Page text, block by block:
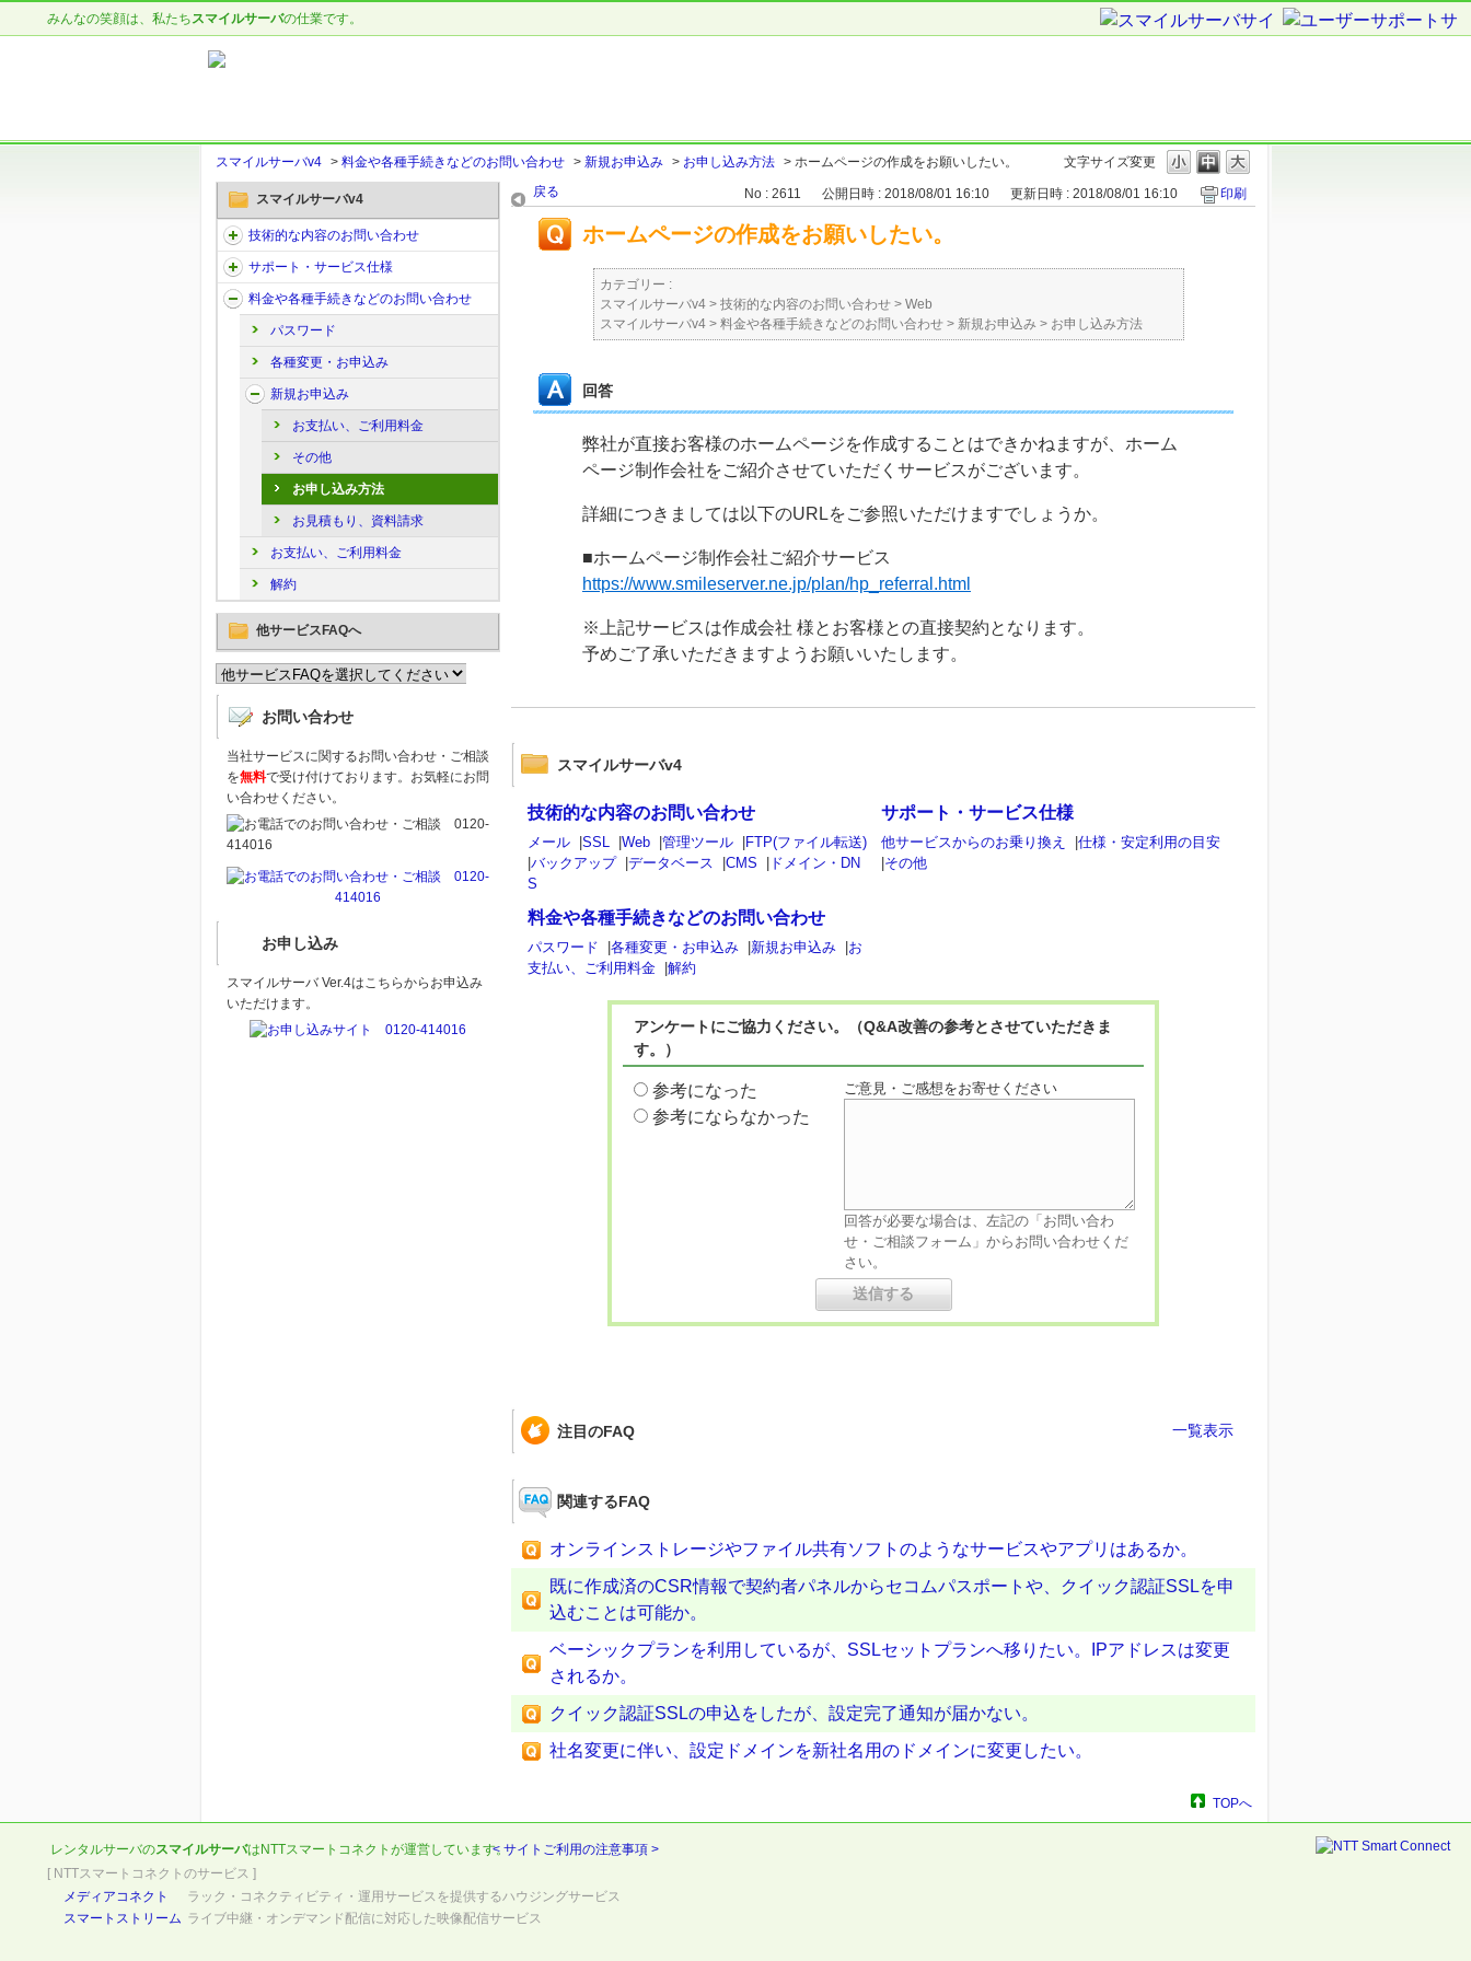
みんなの笑顔は、私たちスマイルサーバの仕業です。
文字サイズ変更
スマイルサーバv4 > 料金や各種手続きなどのお問い合わせ > 新規お申込み > お申し込み方法 > ホームページの作成をお願いしたい。
スマイルサーバv4
技術的な内容のお問い合わせ
サポート・サービス仕様
料金や各種手続きなどのお問い合わせ
パスワード
各種変更・お申込み
新規お申込み
お支払い、ご利用料金
その他
お申し込み方法
お見積もり、資料請求
お支払い、ご利用料金
解約
他サービスFAQへ
お問い合わせ
当社サービスに関するお問い合わせ・ご相談
を無料で受け付けております。お気軽にお問
い合わせください。
お申し込み
スマイルサーバ Ver.4はこちらからお申込み
いただけます。
戻る No : 2611 公開日時 : 2018/08/01 16:10 更新日時 : 2018/08/01 16:10 印刷
ホームページの作成をお願いしたい。
カテゴリー :
スマイルサーバv4 > 技術的な内容のお問い合わせ > Web
スマイルサーバv4 > 料金や各種手続きなどのお問い合わせ > 新規お申込み > お申し込み方法
回答
弊社が直接お客様のホームページを作成することはできかねますが、ホーム
ページ制作会社をご紹介させていただくサービスがございます。
詳細につきましては以下のURLをご参照いただけますでしょうか。
■ホームページ制作会社ご紹介サービス
https://www.smileserver.ne.jp/plan/hp_referral.html
※上記サービスは作成会社 様とお客様との直接契約となります。
予めご了承いただきますようお願いいたします。
スマイルサーバv4
技術的な内容のお問い合わせ
メール SSL Web 管理ツール
FTP(ファイル転送)
バックアップ データベース CMS
ドメイン・DN
S
サポート・サービス仕様
他サービスからのお乗り換え |仕様・安定利用の目安
その他
料金や各種手続きなどのお問い合わせ
パスワード 各種変更・お申込み 新規お申込み
お
支払い、ご利用料金
解約
アンケートにご協力ください。（Q&A改善の参考とさせていただきま
す。）
参考になった
参考にならなかった
ご意見・ご感想をお寄せください
回答が必要な場合は、左記の「お問い合わ
せ・ご相談フォーム」からお問い合わせくだ
さい。
注目のFAQ 一覧表示
関連するFAQ
オンラインストレージやファイル共有ソフトのようなサービスやアプリはあるか。
既に作成済のCSR情報で契約者パネルからセコムパスポートや、クイック認証SSLを申
込むことは可能か。
ベーシックプランを利用しているが、SSLセットプランへ移りたい。IPアドレスは変更
されるか。
クイック認証SSLの申込をしたが、設定完了通知が届かない。
社名変更に伴い、設定ドメインを新社名用のドメインに変更したい。
TOPへ
レンタルサーバのスマイルサーバは NTTスマートコネクト が運営しています。< サイトご利用の注意事項 >
[ NTTスマートコネクトのサービス ]
メディアコネクト
ラック・コネクティビティ・運用サービスを提供するハウジングサービス
スマートストリーム ライブ中継・オンデマンド配信に対応した映像配信サービス